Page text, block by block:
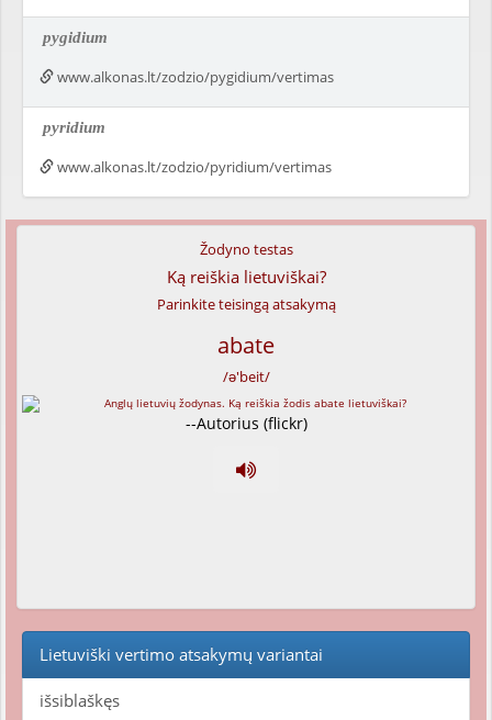
pygidium
www.alkonas.lt/zodzio/pygidium/vertimas
pyridium
www.alkonas.lt/zodzio/pyridium/vertimas
Žodyno testas
Ką reiškia lietuviškai?
Parinkite teisingą atsakymą
abate
/ə'beit/
--Autorius (flickr)
Lietuviški vertimo atsakymų variantai
išsiblaškęs